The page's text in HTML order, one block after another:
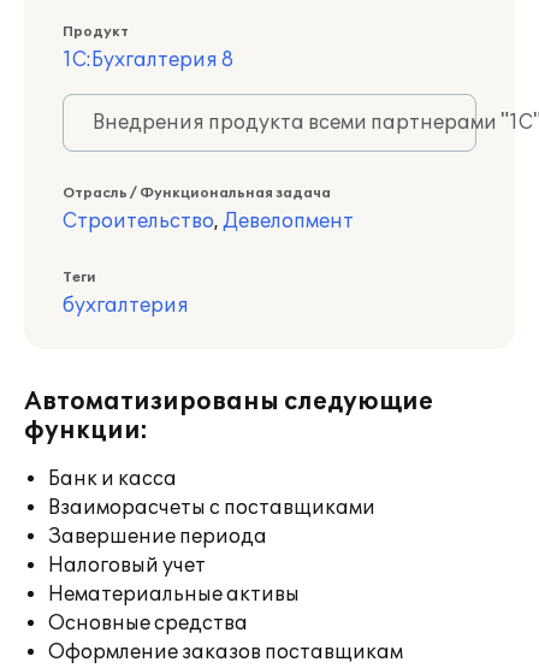
Продукт
1С:Бухгалтерия 8
Внедрения продукта всеми партнерами
Отрасль / Функциональная задача
Строительство, Девелопмент
Теги
бухгалтерия
Автоматизированы следующие
функции:
Банк и касса
Взаиморасчеты с поставщиками
Завершение периода
Налоговый учет
Нематериальные активы
Основные средства
Оформление заказов поставщикам